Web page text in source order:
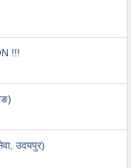
!!!
उदयपुर)